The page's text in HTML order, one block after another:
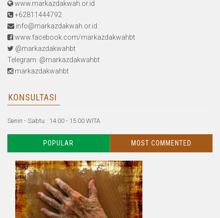
www.markazdakwah.or.id
+62811444792
info@markazdakwah.or.id
www.facebook.com/markazdakwahbt
@markazdakwahbt
Telegram: @markazdakwahbt
markazdakwahbt
KONSULTASI
Senin - Sabtu : 14.00 - 15.00 WITA
POPULAR MOST COMMENTED